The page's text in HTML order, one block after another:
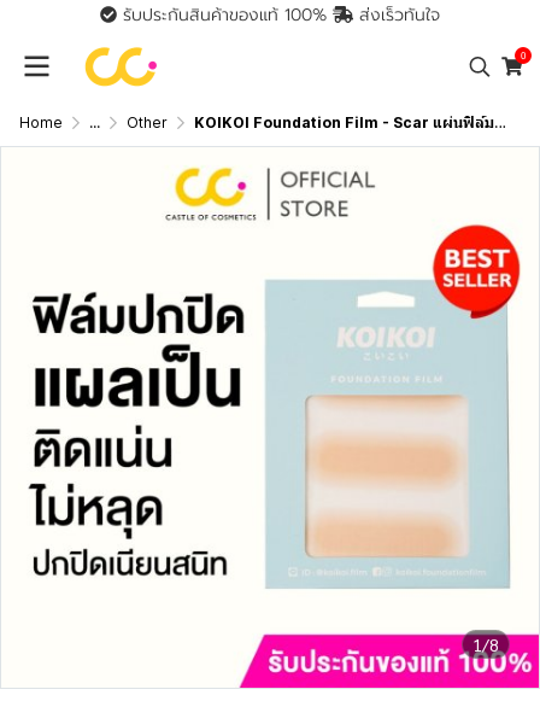
รับประกันสินค้าของแท้ 100% ส่งเร็วทันใจ
0
Home ... Other KOIKOI Foundation Film - Scar แผ่นฟิล์มสำหรับปกปิดรอยแผลเป็น พรางรอยแผลเป็นได้เนียนกริบ
1/8